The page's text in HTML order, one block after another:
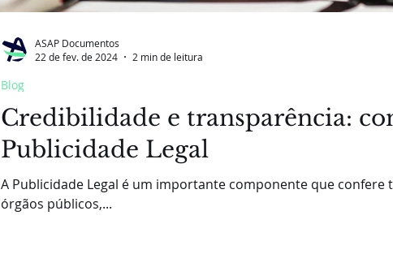
Credibilidade e transparência:
Publicidade Legal
A Publicidade Legal é um importante componente que confere
órgãos públicos,...
Blog
ASAP Documentos
22 de fev. de 2024
2 min de leitura